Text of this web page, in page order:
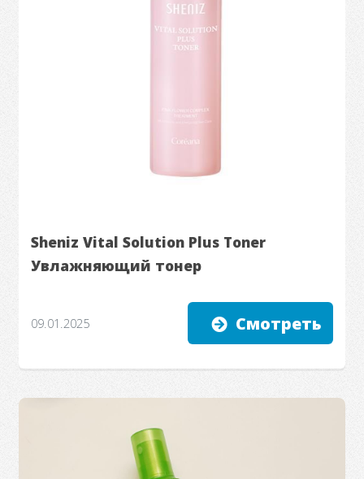
Sheniz Vital Solution Plus Toner
Увлажняющий тонер
09.01.2025 Смотреть